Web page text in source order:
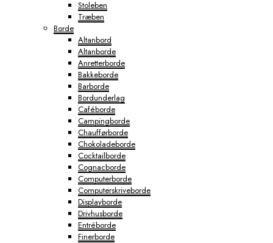
Stoleben
Træben
Borde
Altanbord
Altanborde
Anretterborde
Bakkeborde
Barborde
Bordunderlag
Caféborde
Campingborde
Chaufførborde
Chokoladeborde
Cocktailborde
Cognacborde
Computerborde
Computerskriveborde
Displayborde
Drivhusborde
Entréborde
Finerborde